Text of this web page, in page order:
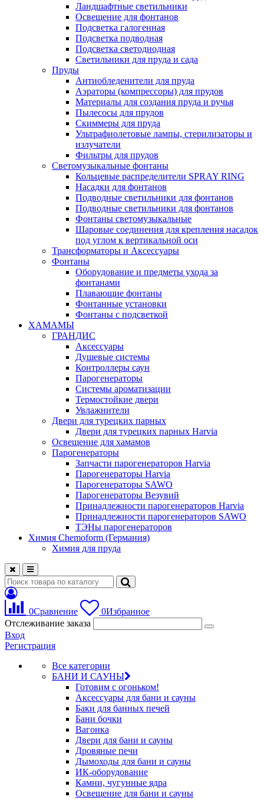
Ландшафтные светильники
Освещение для фонтанов
Подсветка галогенная
Подсветка подводная
Подсветка светодиодная
Светильники для пруда и сада
Пруды
Антиобледенители для пруда
Аэраторы (компрессоры) для прудов
Материалы для создания пруда и ручья
Пылесосы для прудов
Скиммеры для пруда
Ультрафиолетовые лампы, стерилизаторы и
излучатели
Фильтры для прудов
Светомузыкальные фонтаны
Кольцевые распределители SPRAY RING
Насадки для фонтанов
Подводные светильники для фонтанов
Подводные светильники для фонтанов
Фонтаны светомузыкальные
Шаровые соединения для крепления насадок
под углом к вертикальной оси
Трансформаторы и Аксессуары
Фонтаны
Оборудование и предметы ухода за
фонтанами
Плавающие фонтаны
Фонтанные установки
Фонтаны с подсветкой
ХАМАМЫ
ГРАНДИС
Аксессуары
Душевые системы
Контроллеры саун
Парогенераторы
Системы ароматизации
Термостойкие двери
Увлажнители
Двери для турецких парных
Двери для турецких парных Harvia
Освещение для хамамов
Парогенераторы
Запчасти парогенераторов Harvia
Парогенераторы Harvia
Парогенераторы SAWO
Парогенераторы Везувий
Принадлежности парогенераторов Harvia
Принадлежности парогенераторов SAWO
ТЭНы парогенераторов
Химия Chemoform (Германия)
Химия для пруда
0Сравнение 0Избранное
Отслеживание заказа
Вход
Регистрация
Все категории
БАНИ И САУНЫ
Готовим с огоньком!
Аксессуары для бани и сауны
Баки для банных печей
Бани бочки
Вагонка
Двери для бани и сауны
Дровяные печи
Дымоходы для бани и сауны
ИК-оборудование
Камни, чугунные ядра
Освещение для бани и сауны